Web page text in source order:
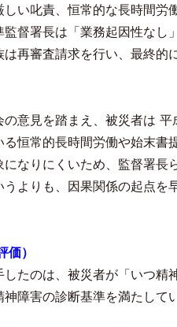
い叱責、恒常的な長時間
督署長は「業務起因性な
再審査請求を行い、最終的
意見を踏まえ、被災者は 平
恒常的長時間労働や始末書
なりにくいため、監督署
よりも、因果関係の起点
）
たのは、被災者が「いつ
障害の診断基準を満たして